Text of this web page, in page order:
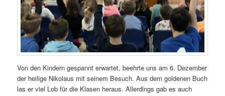
Von den Kindern gespannt erwartet, beehrte uns am 6. Dezember
der heilige Nikolaus mit seinem Besuch. Aus dem goldenen Buch
las er viel Lob für die Klasen heraus. Allerdings gab es auch